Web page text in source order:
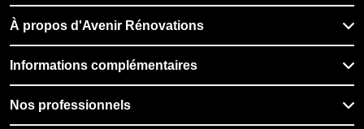
À propos d'Avenir Rénovations
Informations complémentaires
Nos professionnels